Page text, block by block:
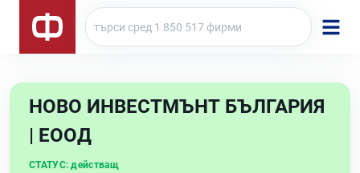
НОВО ИНВЕСТМЪНТ БЪЛГАРИЯ
| ЕООД
СТАТУС: действащ